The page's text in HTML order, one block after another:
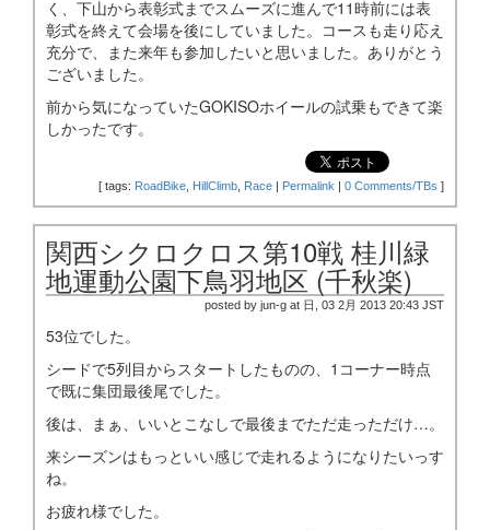
く、下山から表彰式までスムーズに進んで11時前には表
彰式を終えて会場を後にしていました。コースも走り応え
充分で、また来年も参加したいと思いました。ありがとう
ございました。
前から気になっていたGOKISOホイールの試乗もできて楽
しかったです。
[ tags: RoadBike, HillClimb, Race Permalink 0 Comments/TBs ]
関西シクロクロス第10戦 桂川緑
地運動公園下鳥羽地区 (千秋楽)
posted by jun-g at 日, 03 2月 2013 20:43 JST
53位でした。
シードで5列目からスタートしたものの、1コーナー時点
で既に集団最後尾でした。
後は、まぁ、いいとこなしで最後までただ走っただけ…。
来シーズンはもっといい感じで走れるようになりたいっす
ね。
お疲れ様でした。